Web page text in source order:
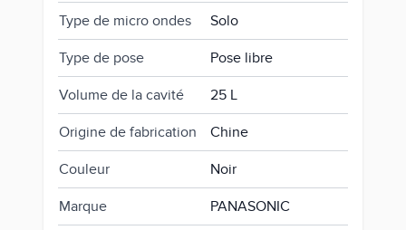
Type de micro ondes Solo
Type de pose Pose libre
Volume de la cavité 25 L
Origine de fabrication Chine
Couleur Noir
Marque PANASONIC